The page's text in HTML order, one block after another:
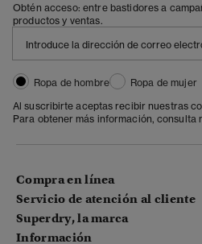
Obtén acceso: entre bastidores a
productos y ventas.
Ropa de hombre
Ropa de mujer
Al suscribirte aceptas recibir nuestras
Para obtener más información, consulta
Compra en línea
Servicio de atención al cliente
Superdry, la marca
Información